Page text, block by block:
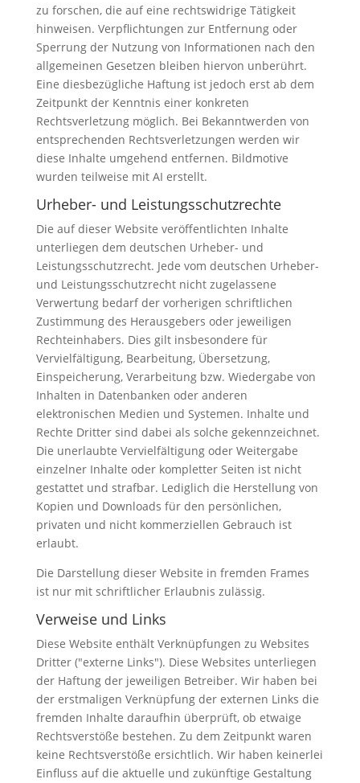
zu forschen, die auf eine rechtswidrige Tätigkeit
hinweisen. Verpflichtungen zur Entfernung oder
Sperrung der Nutzung von Informationen nach den
allgemeinen Gesetzen bleiben hiervon unberührt.
Eine diesbezügliche Haftung ist jedoch erst ab dem
Zeitpunkt der Kenntnis einer konkreten
Rechtsverletzung möglich. Bei Bekanntwerden von
entsprechenden Rechtsverletzungen werden wir
diese Inhalte umgehend entfernen. Bildmotive
wurden teilweise mit AI erstellt.
Urheber- und Leistungsschutzrechte
Die auf dieser Website veröffentlichten Inhalte
unterliegen dem deutschen Urheber- und
Leistungsschutzrecht. Jede vom deutschen Urheber-
und Leistungsschutzrecht nicht zugelassene
Verwertung bedarf der vorherigen schriftlichen
Zustimmung des Herausgebers oder jeweiligen
Rechteinhabers. Dies gilt insbesondere für
Vervielfältigung, Bearbeitung, Übersetzung,
Einspeicherung, Verarbeitung bzw. Wiedergabe von
Inhalten in Datenbanken oder anderen
elektronischen Medien und Systemen. Inhalte und
Rechte Dritter sind dabei als solche gekennzeichnet.
Die unerlaubte Vervielfältigung oder Weitergabe
einzelner Inhalte oder kompletter Seiten ist nicht
gestattet und strafbar. Lediglich die Herstellung von
Kopien und Downloads für den persönlichen,
privaten und nicht kommerziellen Gebrauch ist
erlaubt.
Die Darstellung dieser Website in fremden Frames
ist nur mit schriftlicher Erlaubnis zulässig.
Verweise und Links
Diese Website enthält Verknüpfungen zu Websites
Dritter ("externe Links"). Diese Websites unterliegen
der Haftung der jeweiligen Betreiber. Wir haben bei
der erstmaligen Verknüpfung der externen Links die
fremden Inhalte daraufhin überprüft, ob etwaige
Rechtsverstöße bestehen. Zu dem Zeitpunkt waren
keine Rechtsverstöße ersichtlich. Wir haben keinerlei
Einfluss auf die aktuelle und zukünftige Gestaltung